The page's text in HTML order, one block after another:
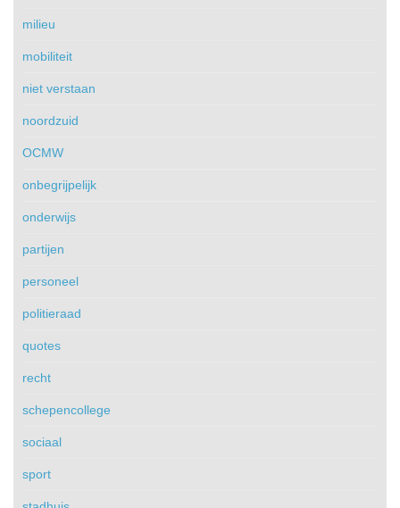
milieu
mobiliteit
niet verstaan
noordzuid
OCMW
onbegrijpelijk
onderwijs
partijen
personeel
politieraad
quotes
recht
schepencollege
sociaal
sport